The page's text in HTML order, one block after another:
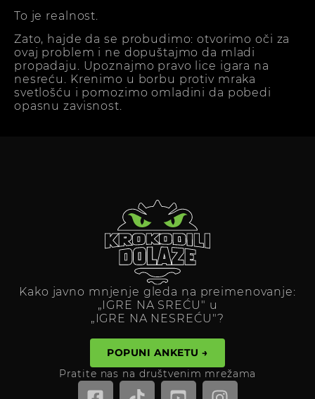
To je realnost.
Zato, hajde da se probudimo: otvorimo oči za
ovaj problem i ne dopuštajmo da mladi
propadaju. Upoznajmo pravo lice igara na
nesreću. Krenimo u borbu protiv mraka
svetlošću i pomozimo omladini da pobedi
opasnu zavisnost.
Kako javno mnjenje gleda na preimenovanje:
„IGRE NA SREĆU" u
„IGRE NA NESREĆU"?
POPUNI ANKETU →
Pratite nas na društvenim mrežama